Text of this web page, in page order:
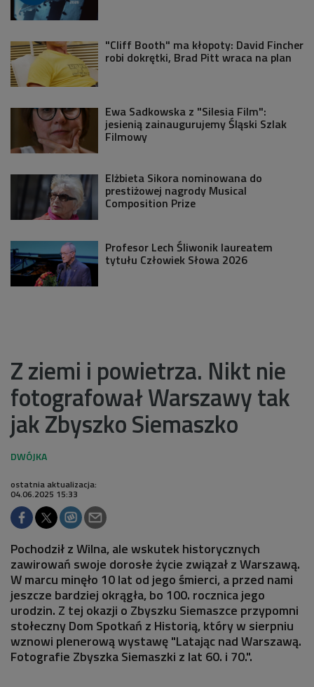
"Cliff Booth" ma kłopoty: David Fincher
robi dokrętki, Brad Pitt wraca na plan
Ewa Sadkowska z "Silesia Film":
jesienią zainaugurujemy Śląski Szlak
Filmowy
Elżbieta Sikora nominowana do
prestiżowej nagrody Musical
Composition Prize
Profesor Lech Śliwonik laureatem
tytułu Człowiek Słowa 2026
Z ziemi i powietrza. Nikt nie
fotografował Warszawy tak
jak Zbyszko Siemaszko
ostatnia aktualizacja:
04.06.2025 15:33
Pochodził z Wilna, ale wskutek historycznych
zawirowań swoje dorosłe życie związał z Warszawą.
W marcu minęło 10 lat od jego śmierci, a przed nami
jeszcze bardziej okrągła, bo 100. rocznica jego
urodzin. Z tej okazji o Zbyszku Siemaszce przypomni
stołeczny Dom Spotkań z Historią, który w sierpniu
wznowi plenerową wystawę "Latając nad Warszawą.
Fotografie Zbyszka Siemaszki z lat 60. i 70.".